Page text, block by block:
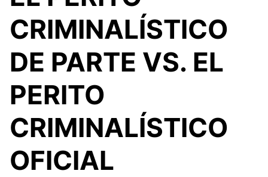
CRIMINALÍSTICO
DE PARTE VS. EL
PERITO
CRIMINALÍSTICO
OFICIAL